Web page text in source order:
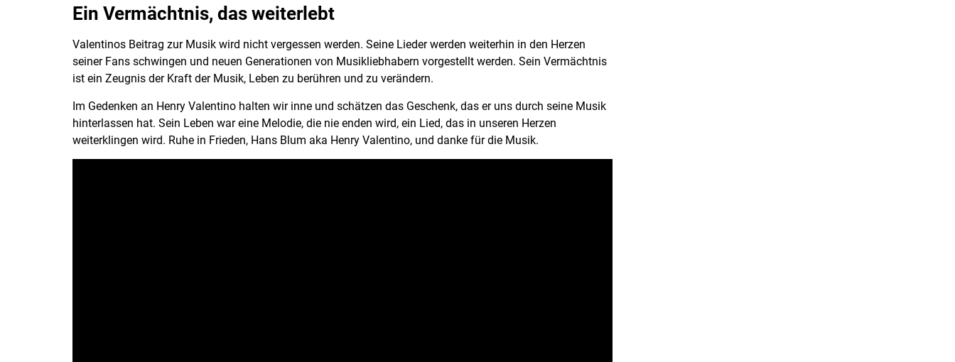
Ein Vermächtnis, das weiterlebt
Valentinos Beitrag zur Musik wird nicht vergessen werden. Seine Lieder werden weiterhin in den Herzen
seiner Fans schwingen und neuen Generationen von Musikliebhabern vorgestellt werden. Sein Vermächtnis
ist ein Zeugnis der Kraft der Musik, Leben zu berühren und zu verändern.
Im Gedenken an Henry Valentino halten wir inne und schätzen das Geschenk, das er uns durch seine Musik
hinterlassen hat. Sein Leben war eine Melodie, die nie enden wird, ein Lied, das in unseren Herzen
weiterklingen wird. Ruhe in Frieden, Hans Blum aka Henry Valentino, und danke für die Musik.